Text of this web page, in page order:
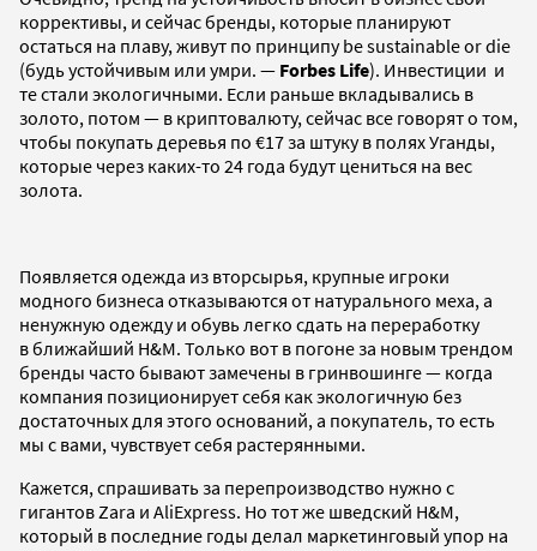
коррективы, и сейчас бренды, которые планируют
остаться на плаву, живут по принципу be sustainable or die
(будь устойчивым или умри. — Forbes Life). Инвестиции и
те стали экологичными. Если раньше вкладывались в
золото, потом — в криптовалюту, сейчас все говорят о том,
чтобы покупать деревья по €17 за штуку в полях Уганды,
которые через каких-то 24 года будут цениться на вес
золота.
Появляется одежда из вторсырья, крупные игроки
модного бизнеса отказываются от натурального меха, а
ненужную одежду и обувь легко сдать на переработку
в ближайший H&M. Только вот в погоне за новым трендом
бренды часто бывают замечены в гринвошинге — когда
компания позиционирует себя как экологичную без
достаточных для этого оснований, а покупатель, то есть
мы с вами, чувствует себя растерянными.
Кажется, спрашивать за перепроизводство нужно с
гигантов Zara и AliExpress. Но тот же шведский H&M,
который в последние годы делал маркетинговый упор на